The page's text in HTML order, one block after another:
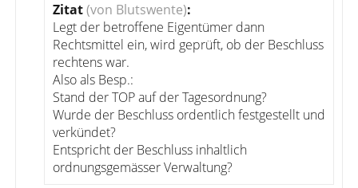
Zitat(von Blutswente):
Legt der betroffene Eigentümer dann
Rechtsmittel ein, wird geprüft, ob der Beschluss
rechtens war.
Also als Besp.:
Stand der TOP auf der Tagesordnung?
Wurde der Beschluss ordentlich festgestellt und
verkündet?
Entspricht der Beschluss inhaltlich
ordnungsgemässer Verwaltung?